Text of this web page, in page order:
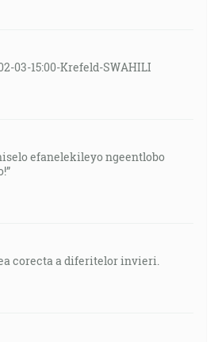
03-15:00-Krefeld-SWAHILI
efanelekileyo ngeentlobo
corecta a diferitelor invieri.